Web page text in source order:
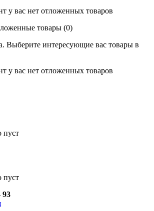
у вас нет отложенных товаров
товары (0)
Выберите интересующие вас товары в
у вас нет отложенных товаров
пуст
пуст
93